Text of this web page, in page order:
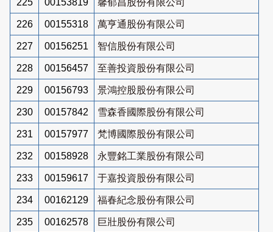
226 00155318 萬亨通股份有限公司
227 00156251 智信股份有限公司
228 00156457 至善投資股份有限公司
229 00156793 景鴻控股股份有限公司
230 00157842 雪森香國際股份有限公司
231 00157977 梵博國際股份有限公司
232 00158928 永豐銘工業股份有限公司
233 00159617 于嘉投資股份有限公司
234 00162129 福春紀念股份有限公司
235 00162578 巨壯股份有限公司